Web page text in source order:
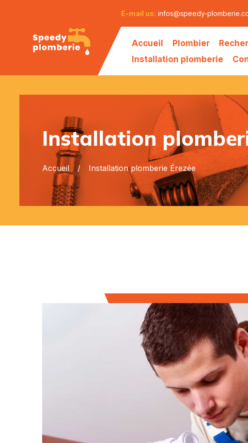
E-mail us: infos@speedy-
Accueil Plombier
Installation plomberie
Installation
Accueil Installation plomberie Érezée